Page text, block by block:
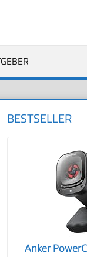
BESTSELLER
Anker